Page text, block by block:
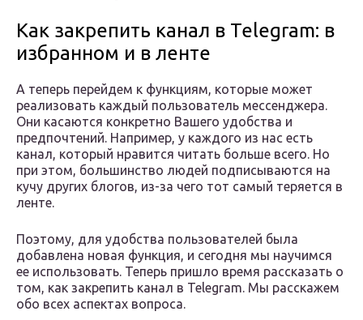
Как закрепить канал в Telegram: в
избранном и в ленте
А теперь перейдем к функциям, которые может
реализовать каждый пользователь мессенджера.
Они касаются конкретно Вашего удобства и
предпочтений. Например, у каждого из нас есть
канал, который нравится читать больше всего. Но
при этом, большинство людей подписываются на
кучу других блогов, из-за чего тот самый теряется в
ленте.
Поэтому, для удобства пользователей была
добавлена новая функция, и сегодня мы научимся
ее использовать. Теперь пришло время рассказать о
том, как закрепить канал в Telegram. Мы расскажем
обо всех аспектах вопроса.